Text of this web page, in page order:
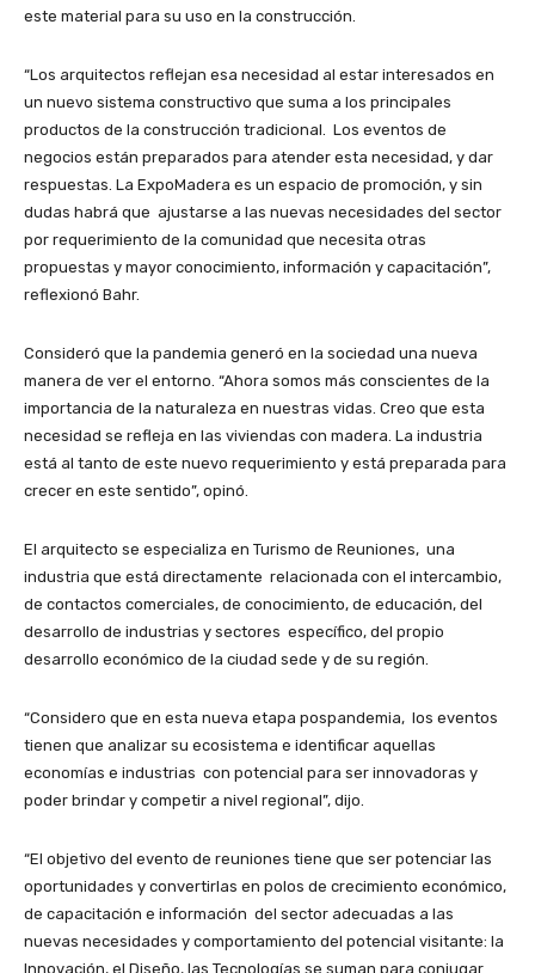
este material para su uso en la construcción.
“Los arquitectos reflejan esa necesidad al estar interesados en
un nuevo sistema constructivo que suma a los principales
productos de la construcción tradicional. Los eventos de
negocios están preparados para atender esta necesidad, y dar
respuestas. La ExpoMadera es un espacio de promoción, y sin
dudas habrá que ajustarse a las nuevas necesidades del sector
por requerimiento de la comunidad que necesita otras
propuestas y mayor conocimiento, información y capacitación”,
reflexionó Bahr.
Consideró que la pandemia generó en la sociedad una nueva
manera de ver el entorno. “Ahora somos más conscientes de la
importancia de la naturaleza en nuestras vidas. Creo que esta
necesidad se refleja en las viviendas con madera. La industria
está al tanto de este nuevo requerimiento y está preparada para
crecer en este sentido”, opinó.
El arquitecto se especializa en Turismo de Reuniones, una
industria que está directamente relacionada con el intercambio,
de contactos comerciales, de conocimiento, de educación, del
desarrollo de industrias y sectores específico, del propio
desarrollo económico de la ciudad sede y de su región.
“Considero que en esta nueva etapa pospandemia, los eventos
tienen que analizar su ecosistema e identificar aquellas
economías e industrias con potencial para ser innovadoras y
poder brindar y competir a nivel regional”, dijo.
“El objetivo del evento de reuniones tiene que ser potenciar las
oportunidades y convertirlas en polos de crecimiento económico,
de capacitación e información del sector adecuadas a las
nuevas necesidades y comportamiento del potencial visitante: la
Innovación, el Diseño, las Tecnologías se suman para conjugar